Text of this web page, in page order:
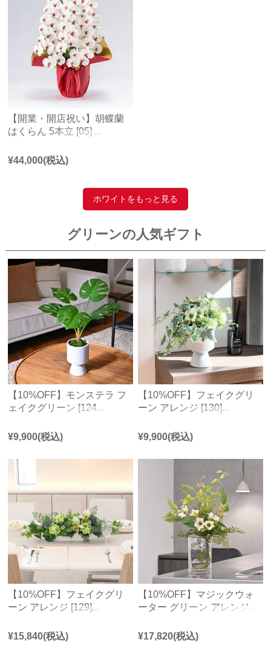
【開業・開店祝い】胡蝶蘭
はくらん 5本立 [05] ...
¥44,000(税込)
ホワイトをもっと見る
グリーンの人気ギフト
【10%OFF】モンステラ フ
ェイクグリーン [124...
¥9,900(税込)
【10%OFF】フェイクグリ
ーン アレンジ [130]...
¥9,900(税込)
【10%OFF】フェイクグリ
ーン アレンジ [129]...
¥15,840(税込)
【10%OFF】マジックウォ
ーター グリーン アレンジ...
¥17,820(税込)